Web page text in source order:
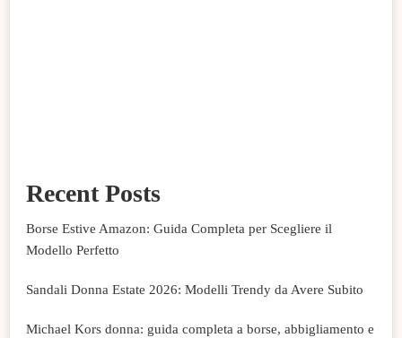
Recent Posts
Borse Estive Amazon: Guida Completa per Scegliere il
Modello Perfetto
Sandali Donna Estate 2026: Modelli Trendy da Avere Subito
Michael Kors donna: guida completa a borse, abbigliamento e